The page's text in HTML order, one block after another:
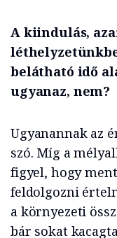
A kiindulás,
belátható idő
ugyanaz, nem?
Ugyanannak az
szó. Míg a
figyel, hogy
feldolgozni
a környezeti
bár sokat